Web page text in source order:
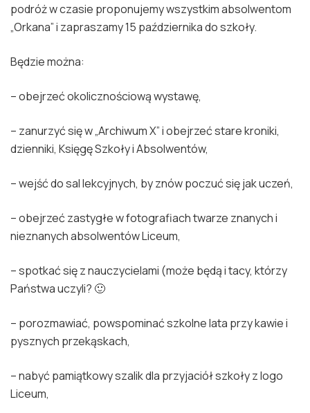
podróż w czasie proponujemy wszystkim absolwentom
„Orkana” i zapraszamy 15 października do szkoły.
Będzie można:
– obejrzeć okolicznościową wystawę,
– zanurzyć się w „Archiwum X” i obejrzeć stare kroniki,
dzienniki, Księgę Szkoły i Absolwentów,
– wejść do sal lekcyjnych, by znów poczuć się jak uczeń,
– obejrzeć zastygłe w fotografiach twarze znanych i
nieznanych absolwentów Liceum,
– spotkać się z nauczycielami (może będą i tacy, którzy
Państwa uczyli? 🙂
– porozmawiać, powspominać szkolne lata przy kawie i
pysznych przekąskach,
– nabyć pamiątkowy szalik dla przyjaciół szkoły z logo
Liceum,